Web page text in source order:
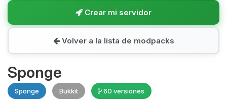
Crear mi servidor
Volver a la lista de modpacks
Sponge
Sponge Bukkit 60 versiones